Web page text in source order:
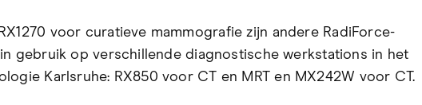
voor curatieve mammografie zijn andere RadiForce-
gebruik op verschillende diagnostische werkstations in het
Karlsruhe: RX850 voor CT en MRT en MX242W voor CT.